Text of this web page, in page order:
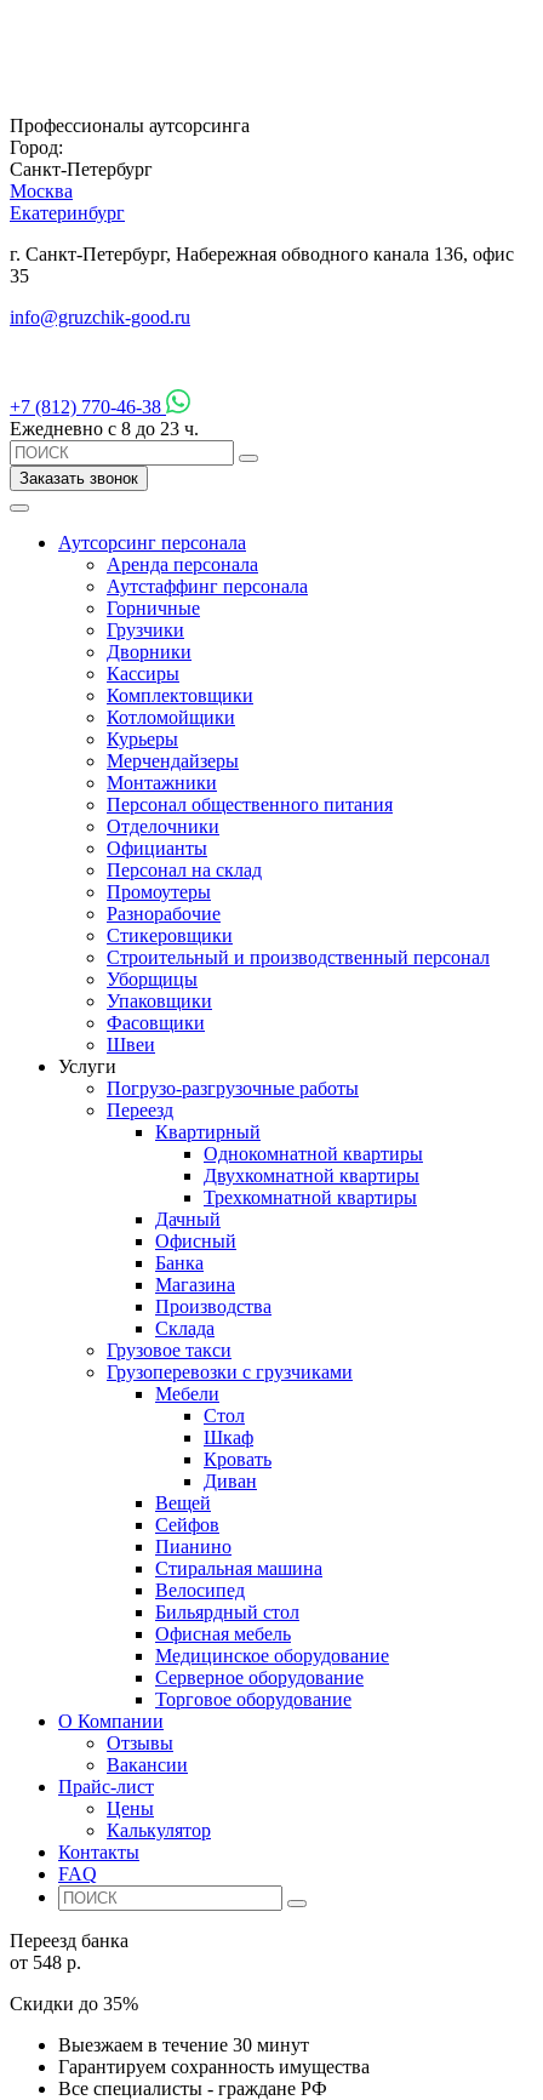
Профессионалы аутсорсинга
Город:
Санкт-Петербург
Москва
Екатеринбург
г. Санкт-Петербург, Набережная обводного канала 136, офис
35
info@gruzchik-good.ru
+7 (812) 770-46-38
Ежедневно с 8 до 23 ч.
Заказать звонок
Аутсорсинг персонала
Аренда персонала
Аутстаффинг персонала
Горничные
Грузчики
Дворники
Кассиры
Комплектовщики
Котломойщики
Курьеры
Мерчендайзеры
Монтажники
Персонал общественного питания
Отделочники
Официанты
Персонал на склад
Промоутеры
Разнорабочие
Стикеровщики
Строительный и производственный персонал
Уборщицы
Упаковщики
Фасовщики
Швеи
Услуги
Погрузо-разгрузочные работы
Переезд
Квартирный
Однокомнатной квартиры
Двухкомнатной квартиры
Трехкомнатной квартиры
Дачный
Офисный
Банка
Магазина
Производства
Склада
Грузовое такси
Грузоперевозки с грузчиками
Мебели
Стол
Шкаф
Кровать
Диван
Вещей
Сейфов
Пианино
Стиральная машина
Велосипед
Бильярдный стол
Офисная мебель
Медицинское оборудование
Серверное оборудование
Торговое оборудование
О Компании
Отзывы
Вакансии
Прайс-лист
Цены
Калькулятор
Контакты
FAQ
Переезд банка
от 548 р.
Скидки до 35%
Выезжаем в течение 30 минут
Гарантируем сохранность имущества
Все специалисты - граждане РФ